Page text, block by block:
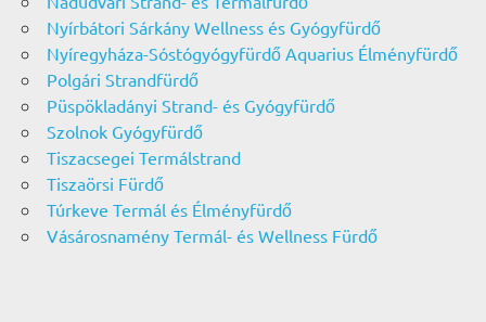
Nyírbátori Sárkány Wellness és Gyógyfürdő
Nyíregyháza-Sóstógyógyfürdő Aquarius Élményfürdő
Polgári Strandfürdő
Püspökladányi Strand- és Gyógyfürdő
Szolnok Gyógyfürdő
Tiszacsegei Termálstrand
Tiszaörsi Fürdő
Túrkeve Termál és Élményfürdő
Vásárosnamény Termál- és Wellness Fürdő